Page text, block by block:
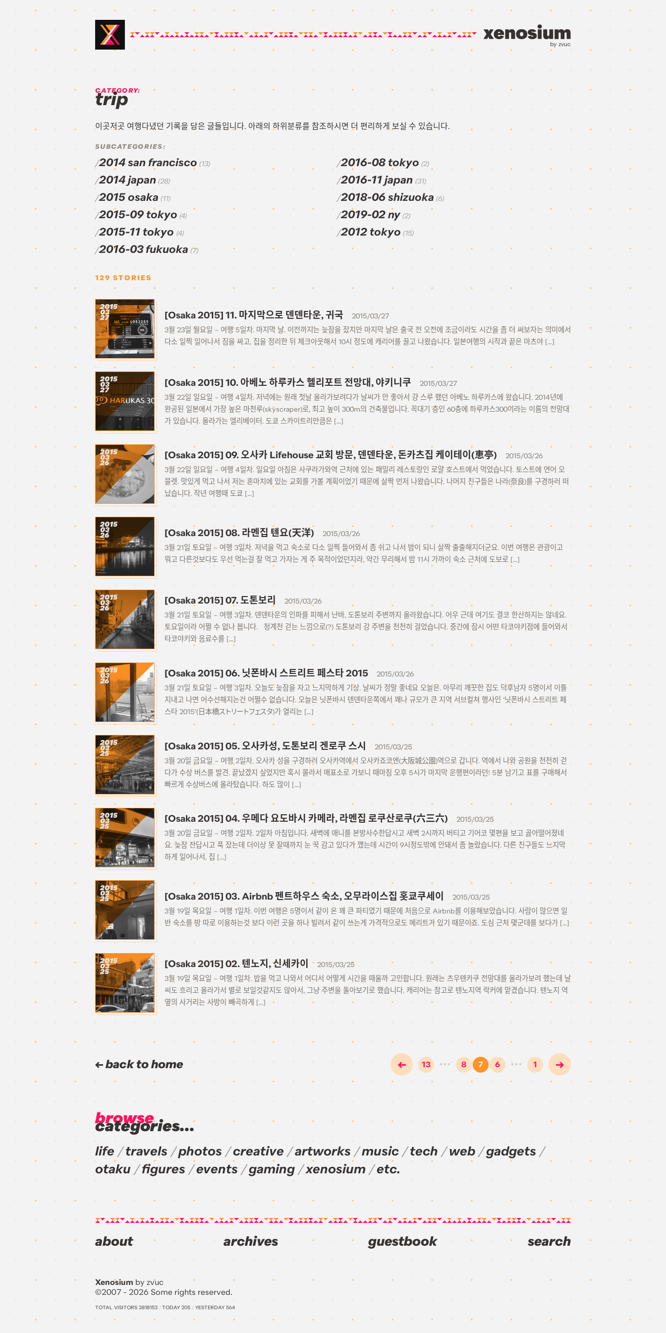
by zvuc
CATEGORY:
trip
이곳저곳 여행다녔던 기록을 담은 글들입니다. 아래의 하위분류를 참조하시면 더 편리하게 보실 수 있습니다.
SUBCATEGORIES:
2014 san francisco (13)
2014 japan (28)
2015 osaka (11)
2015-09 tokyo (4)
2015-11 tokyo (4)
2016-03 fukuoka (7)
2016-08 tokyo (2)
2016-11 japan (31)
2018-06 shizuoka (6)
2019-02 ny (2)
2012 tokyo (15)
129 STORIES
2015
03
27 [Osaka 2015] 11. 마지막으로 덴덴타운, 귀국
2015/03/27
3월 23일 월요일 – 여행 5일차. 마지막 날. 이전까지는 늦잠을 잤지만 마지막 날은 출국 전 오전에 조금이라도 시간을 좀 더 써보자는 의미에서
다소 일찍 일어나서 짐을 싸고, 집을 정리한 뒤 체크아웃해서 10시 정도에 캐리어를 끌고 나왔습니다. 일본여행의 시작과 끝은 마츠야 […]
2015
03
27
[Osaka 2015] 10. 아베노 하루카스 헬리포트 전망대, 야키니쿠
2015/03/27
3월 22일 일요일 – 여행 4일차. 저녁에는 원래 첫날 올라가보려다가 날씨가 안 좋아서 걍 스루 했던 아베노 하루카스에 왔습니다. 2014년에
완공된 일본에서 가장 높은 마천루(skyscraper)로, 최고 높이 300m의 건축물입니다. 꼭대기 층인 60층에 하루카스300이라는 이름의 전망대
가 있습니다. 올라가는 엘리베이터. 도쿄 스카이트리만큼은 […]
2015
03
26
[Osaka 2015] 09. 오사카 Lifehouse 교회 방문, 덴덴타운, 돈카츠집 케이테이(恵亭)
2015/03/26
3월 22일 일요일 – 여행 4일차. 일요일 아침은 사쿠라가와역 근처에 있는 패밀리 레스토랑인 로얄 호스트에서 먹었습니다. 토스트에 연어 오
믈렛. 맛있게 먹고 나서 저는 혼마치에 있는 교회를 가볼 계획이었기 때문에 살짝 먼저 나왔습니다. 나머지 친구들은 나라(奈良)를 구경하러 떠
났습니다. 작년 여행때 도쿄 […]
2015
03
26 [Osaka 2015] 08. 라멘집 텐요(天洋)
2015/03/26
3월 21일 토요일 – 여행 3일차. 저녁을 먹고 숙소로 다소 일찍 들어와서 좀 쉬고 나서 밤이 되니 살짝 출출해지더군요. 이번 여행은 관광이고
뭐고 다른것보다도 우선 먹는걸 잘 먹고 가자는 게 주 목적이었던지라, 약간 무리해서 밤 11시 가까이 숙소 근처에 도보로 […]
2015
03
26
[Osaka 2015] 07. 도톤보리
2015/03/26
3월 21일 토요일 – 여행 3일차. 덴덴타운의 인파를 피해서 난바, 도톤보리 주변까지 올라왔습니다. 어우 근데 여기도 결코 한산하지는 않네요.
토요일이라 어쩔 수 없나 봅니다. 청계천 걷는 느낌으로(?) 도톤보리 강 주변을 천천히 걸었습니다. 중간에 잠시 어떤 타코야키점에 들어와서
타코야키와 음료수를 […]
2015
03
26
[Osaka 2015] 06. 닛폰바시 스트리트 페스타 2015
2015/03/26
3월 21일 토요일 – 여행 3일차. 오늘도 늦잠을 자고 느지막하게 기상. 날씨가 정말 좋네요 오늘은. 아무리 깨끗한 집도 덕후남자 5명이서 이틀
지내고 나면 어수선해지는건 어쩔수 없습니다. 오늘은 닛폰바시 덴덴타운쪽에서 꽤나 규모가 큰 지역 서브컬쳐 행사인 ‘닛폰바시 스트리트 페
스타 2015′(日本橋ストリートフェスタ)가 열리는 […]
2015
03
25
[Osaka 2015] 05. 오사카성, 도톤보리 겐로쿠 스시
2015/03/25
3월 20일 금요일 – 여행 2일차. 오사카 성을 구경하러 오사카역에서 오사카죠코엔(大阪城公園)역으로 갑니다. 역에서 나와 공원을 천천히 걷
다가 수상 버스를 발견. 끝났겠지 싶었지만 혹시 몰라서 매표소로 가보니 때마침 오후 5시가 마지막 운행편이라던! 5분 남기고 표를 구매해서
빠르게 수상버스에 올라탔습니다. 하도 많이 […]
2015
03
25
[Osaka 2015] 04. 우메다 요도바시 카메라, 라멘집 로쿠산로쿠(六三六)
2015/03/25
3월 20일 금요일 – 여행 2일차. 2일차 아침입니다. 새벽에 애니를 본방사수한답시고 새벽 2시까지 버티고 기어코 몇편을 보고 곯아떨어졌네
요. 늦잠 잔답시고 푹 잤는데 더이상 못 잘때까지 눈 꾹 감고 있다가 깼는데 시간이 9시정도밖에 안돼서 좀 놀랐습니다. 다른 친구들도 느지막
하게 일어나서, 집 […]
2015
03
25 [Osaka 2015] 03. Airbnb 펜트하우스 숙소, 오무라이스집 홋쿄쿠세이
2015/03/25
3월 19일 목요일 – 여행 1일차. 이번 여행은 5명이서 같이 온 꽤 큰 파티였기 때문에 처음으로 Airbnb를 이용해보았습니다. 사람이 많으면 일
반 숙소를 방 따로 이용하는것 보다 이런 곳을 하나 빌려서 같이 쓰는게 가격적으로도 메리트가 있기 때문이죠. 도심 근처 몇군데를 보다가 […]
2015
03
25
[Osaka 2015] 02. 텐노지, 신세카이
2015/03/25
3월 19일 목요일 – 여행 1일차. 밥을 먹고 나와서 어디서 어떻게 시간을 때울까 고민합니다. 원래는 츠우텐카쿠 전망대를 올라가보려 했는데 날
씨도 흐리고 올라가서 별로 보일것같지도 않아서, 그냥 주변을 돌아보기로 했습니다. 캐리어는 참고로 텐노지역 락커에 맡겼습니다. 텐노지 역
옆의 사거리는 사방이 빼곡하게 […]
1
…
6
7
8
…
13
back to home
browse
categories...
life travels photos creative artworks music tech web
gadgets
otaku
figures events gaming xenosium etc.
about archives guestbook search
Xenosiumby zvuc
©2007 - 2026 Some rights reserved.
TOTAL VISITORS 2818153 /TODAY 205 / YESTERDAY 564